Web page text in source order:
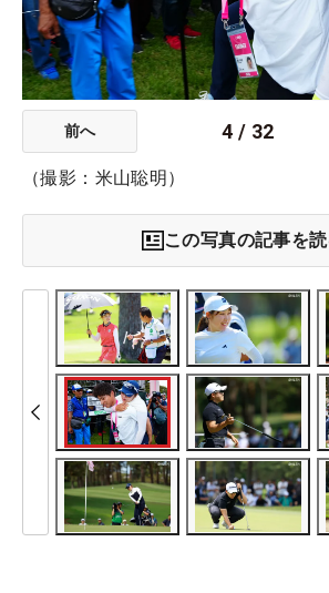
前へ 4 / 32
（撮影：米山聡明）
この写真の記事を